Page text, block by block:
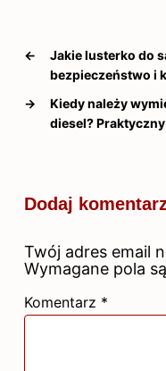
←
Jakie lusterko do
bezpieczeństwo i
→
Kiedy należy
diesel?
Dodaj
Twój adres email
Wymagane pola
Komentarz *